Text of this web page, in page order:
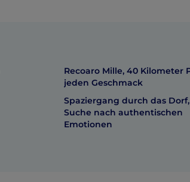
Recoaro Mille, 40 Kilometer
jeden Geschmack
Spaziergang durch das
Suche nach authentischen
Emotionen